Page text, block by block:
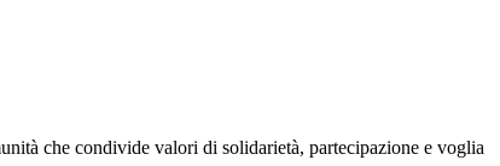
che condivide valori di solidarietà, partecipazione e voglia